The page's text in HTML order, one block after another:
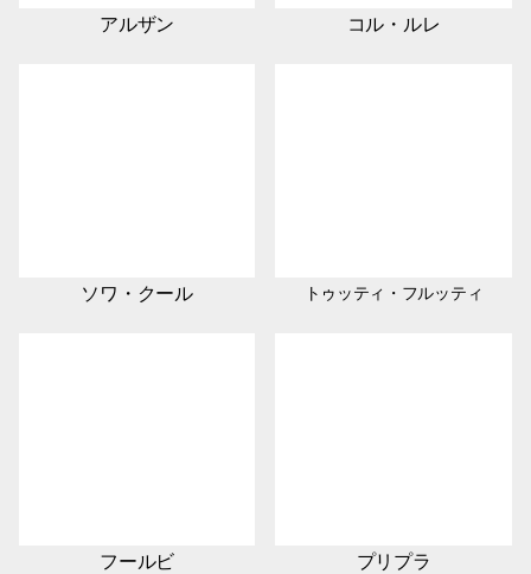
アルザン コル・ルレ
ソワ・クール トゥッティ・フルッティ
フールビ プリプラ